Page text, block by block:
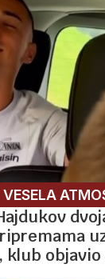
VESELA
klub objavio